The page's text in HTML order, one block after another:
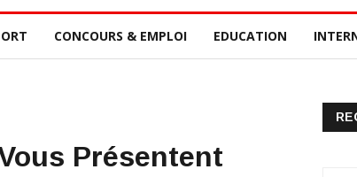
CONCOURS & EMPLOI EDUCATION
Présentent